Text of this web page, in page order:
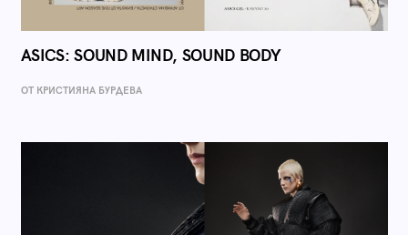
ASICS: SOUND MIND, SOUND BODY
ОТ КРИСТИЯНА БУРДЕВА